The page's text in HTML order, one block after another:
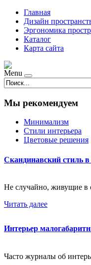
Главная
Дизайн
Эргономика
Каталог
Карта сайта
Menu
Мы рекомендуем
Минимализм
Стили интерьера
Цветовые решения
Скандинавский стиль в
Не случайно, живущие в
Читать далее
Интерьер
Часто журналы об